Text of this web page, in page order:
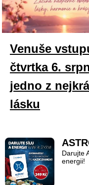
Venuše
čtvrtka 6.
jedno z
lásku
Darujte
energii!